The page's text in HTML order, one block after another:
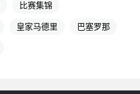
比赛集锦
皇家马德里 巴塞罗那